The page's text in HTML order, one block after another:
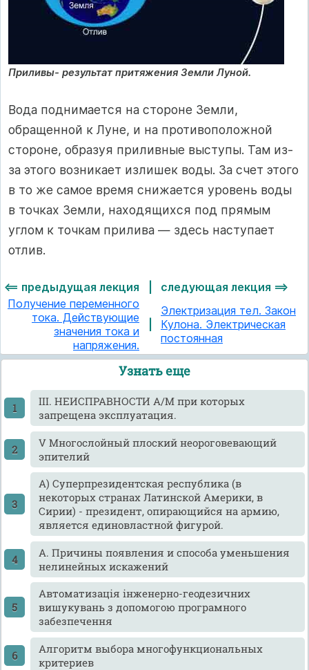
Приливы- результат притяжения Земли Луной.
Вода поднимается на стороне Земли,
обращенной к Луне, и на противоположной
стороне, образуя приливные выступы. Там из-
за этого возникает излишек воды. За счет этого
в то же самое время снижается уровень воды
в точках Земли, находящихся под прямым
углом к точкам прилива — здесь наступает
отлив.
<== предыдущая лекция
следующая лекция ==>
Получение переменного
тока. Действующие
значения тока и
напряжения.
Электризация тел. Закон
Кулона. Электрическая
постоянная
Узнать еще
III. НЕИСПРАВНОСТИ А/М при которых
запрещена эксплуатация.
V Многослойный плоский неороговевающий
эпителий
А) Суперпрезидентская республика (в
некоторых странах Латинской Америки, в
Сирии) - президент, опирающийся на армию,
является единовластной фигурой.
А. Причины появления и способа уменьшения
нелинейных искажений
Автоматизація інженерно-геодезичних
вишукувань з допомогою програмного
забезпечення
Алгоритм выбора многофункциональных
критериев